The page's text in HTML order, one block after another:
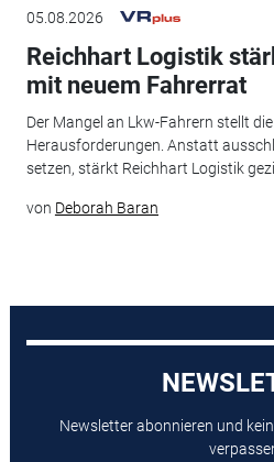
05.08.2026
Reichhart Logistik
mit neuem Fahrerrat
Der Mangel an Lkw-Fahrern stellt
Herausforderungen. Anstatt
setzen, stärkt Reichhart Logistik
von Deborah Baran
Newsletter abonnieren und